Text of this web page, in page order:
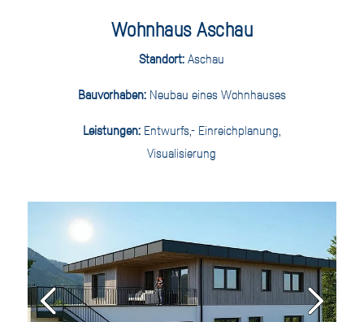
Wohnhaus Aschau
Standort:Aschau
Bauvorhaben: Neubau eines Wohnhauses
Leistungen: Entwurfs,- Einreichplanung,
Visualisierung